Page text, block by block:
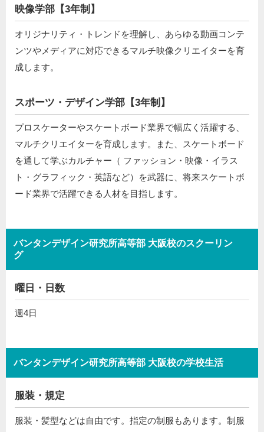
映像学部【3年制】
オリジナリティ・トレンドを理解し、あらゆる動画コンテ
ンツやメディアに対応できるマルチ映像クリエイターを育
成します。
スポーツ・デザイン学部【3年制】
プロスケーターやスケートボード業界で幅広く活躍する、
マルチクリエイターを育成します。また、スケートボード
を通して学ぶカルチャー（ ファッション・映像・イラス
ト・グラフィック・英語など）を武器に、将来スケートボ
ード業界で活躍できる人材を目指します。
バンタンデザイン研究所高等部 大阪校のスクーリン
グ
曜日・日数
週4日
バンタンデザイン研究所高等部 大阪校の学校生活
服装・規定
服装・髪型などは自由です。指定の制服もあります。制服